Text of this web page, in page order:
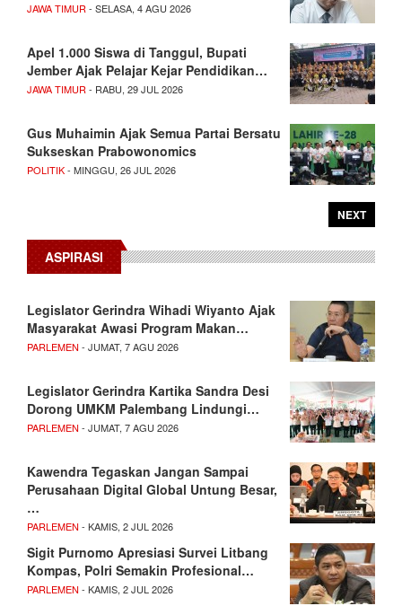
JAWA TIMUR- SELASA, 4 AGU 2026
Apel 1.000 Siswa di Tanggul, Bupati
Jember Ajak Pelajar Kejar Pendidikan…
JAWA TIMUR- RABU, 29 JUL 2026
Gus Muhaimin Ajak Semua Partai Bersatu
Sukseskan Prabowonomics
POLITIK- MINGGU, 26 JUL 2026
NEXT
ASPIRASI
Legislator Gerindra Wihadi Wiyanto Ajak
Masyarakat Awasi Program Makan…
PARLEMEN - JUMAT, 7 AGU 2026
Legislator Gerindra Kartika Sandra Desi
Dorong UMKM Palembang Lindungi…
PARLEMEN - JUMAT, 7 AGU 2026
Kawendra Tegaskan Jangan Sampai
Perusahaan Digital Global Untung Besar,
…
PARLEMEN - KAMIS, 2 JUL 2026
Sigit Purnomo Apresiasi Survei Litbang
Kompas, Polri Semakin Profesional…
PARLEMEN - KAMIS, 2 JUL 2026